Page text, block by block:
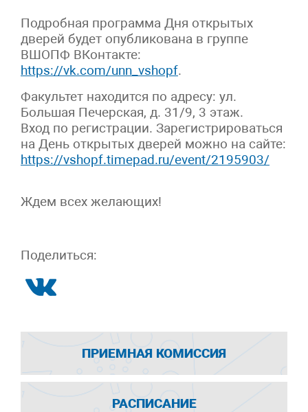
Подробная программа Дня открытых
дверей будет опубликована в группе
ВШОПФ ВКонтакте:
https://vk.com/unn_vshopf.
Факультет находится по адресу: ул.
Большая Печерская, д. 31/9, 3 этаж.
Вход по регистрации. Зарегистрироваться
на День открытых дверей можно на сайте:
https://vshopf.timepad.ru/event/2195903/
Ждем всех желающих!
Поделиться:
ПРИЕМНАЯ КОМИССИЯ
РАСПИСАНИЕ